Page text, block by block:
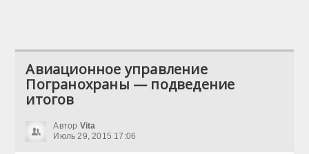
Авиационное управление
Погранохраны — подведение
итогов
Автор Vita
Июль 29, 2015 17:06